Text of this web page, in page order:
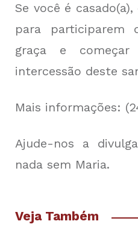
Se você é
para participarem
graça e
intercessão deste
Mais informações:
Ajude-nos a
nada sem Maria.
Veja Também